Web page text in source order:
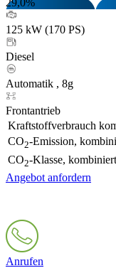
125 kW (170 PS)
Diesel
Automatik , 8g
Frontantrieb
Kraftstoffverbrauch
CO2-Emission,
CO2-Klasse,
Angebot anfordern
Anrufen